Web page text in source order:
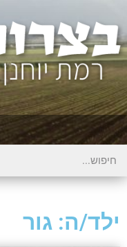
ילד/ה: גור